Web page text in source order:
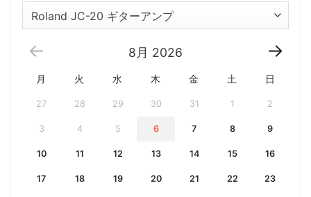
Roland JC-20 ギターアンプ
8月 2026
月 火 水 木 金 土 日
27 28 29 30 31 1 2
3 4 5 6 7 8 9
10 11 12 13 14 15 16
17 18 19 20 21 22 23